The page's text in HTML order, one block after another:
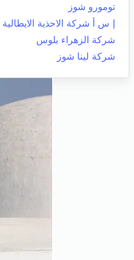
تومورو شوز
إ س أ شركة الاحذية الايطالية
شركة الزهراء بلوس
شركة لينا شوز